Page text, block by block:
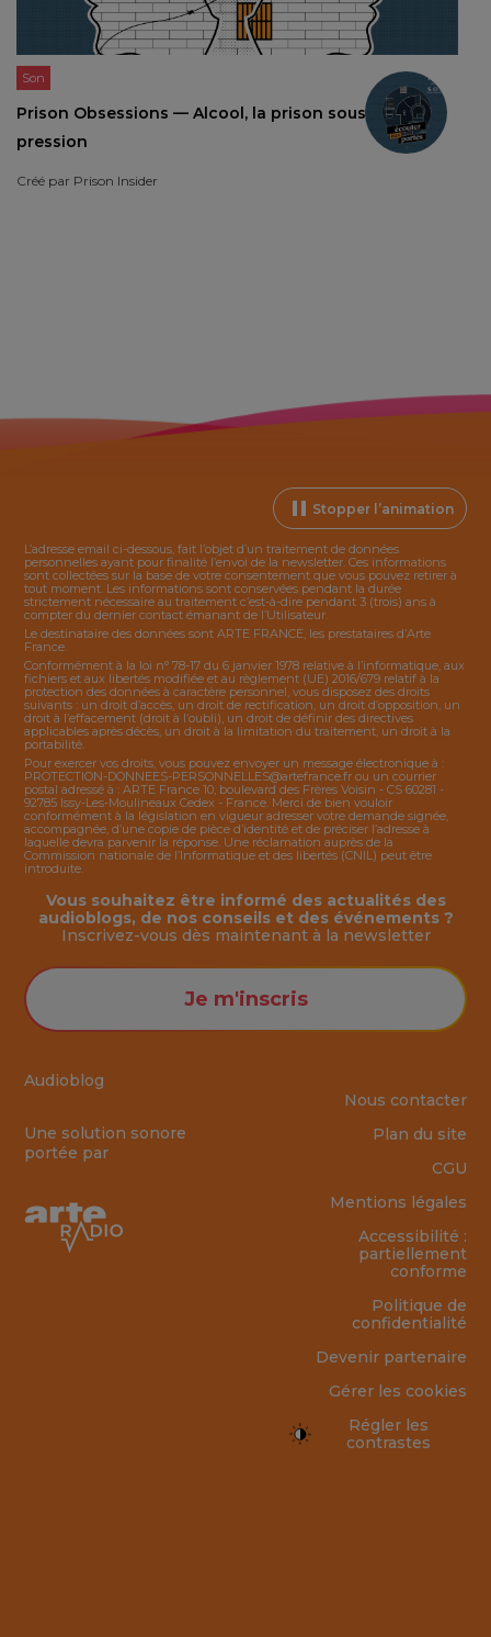
Son
Prison Obsessions — Alcool, la prison sous
pression
Créé par Prison Insider
Stopper l’animation
L’adresse email ci-dessous, fait l’objet d’un traitement de données
personnelles ayant pour finalité l’envoi de la newsletter. Ces informations
sont collectées sur la base de votre consentement que vous pouvez retirer à
tout moment. Les informations sont conservées pendant la durée
strictement nécessaire au traitement c’est-à-dire pendant 3 (trois) ans à
compter du dernier contact émanant de l’Utilisateur.
Le destinataire des données sont ARTE FRANCE, les prestataires d’Arte
France.
Conformément à la loi n° 78-17 du 6 janvier 1978 relative à l’informatique, aux
fichiers et aux libertés modifiée et au règlement (UE) 2016/679 relatif à la
protection des données à caractère personnel, vous disposez des droits
suivants : un droit d’accès, un droit de rectification, un droit d’opposition, un
droit à l’effacement (droit à l’oubli), un droit de définir des directives
applicables après décès, un droit à la limitation du traitement, un droit à la
portabilité.
Pour exercer vos droits, vous pouvez envoyer un message électronique à :
PROTECTION-DONNEES-PERSONNELLES@artefrance.fr ou un courrier
postal adressé à : ARTE France 10, boulevard des Frères Voisin - CS 60281 -
92785 Issy-Les-Moulineaux Cedex - France. Merci de bien vouloir
conformément à la législation en vigueur adresser votre demande signée,
accompagnée, d’une copie de pièce d’identité et de préciser l’adresse à
laquelle devra parvenir la réponse. Une réclamation auprès de la
Commission nationale de l’Informatique et des libertés (CNIL) peut être
introduite.
Audioblog
Une solution sonore
portée par
Vous souhaitez être informé des actualités des
audioblogs, de nos conseils et des événements ?
Inscrivez-vous dès maintenant à la newsletter
Je m'inscris
Nous contacter
Plan du site
CGU
Mentions légales
Accessibilité :
partiellement
conforme
Politique de
confidentialité
Devenir partenaire
Gérer les cookies
Régler les
contrastes